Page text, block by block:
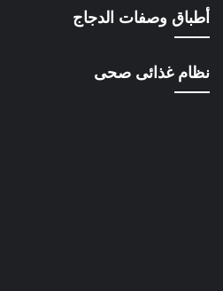
أطباق وصفات الدجاج
نظام غذائى صحى